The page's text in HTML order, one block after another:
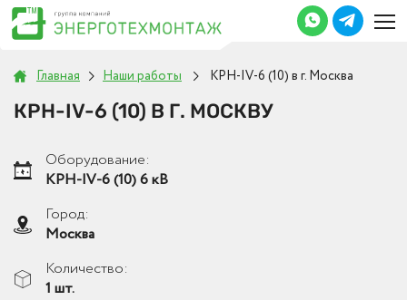
Главная Наши работы КРН-IV-6 (10) в г. Москва
КРН-IV-6 (10) В Г. МОСКВУ
Оборудование:
КРН-IV-6 (10) 6 кВ
Город:
Москва
Количество:
1 шт.